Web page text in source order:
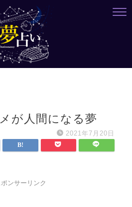
が人間になる夢
2021年7月20日
ポンサーリンク